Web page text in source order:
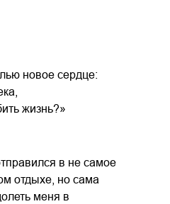
новое сердце:
жизнь?»
в не самое
отдыхе, но сама
меня в